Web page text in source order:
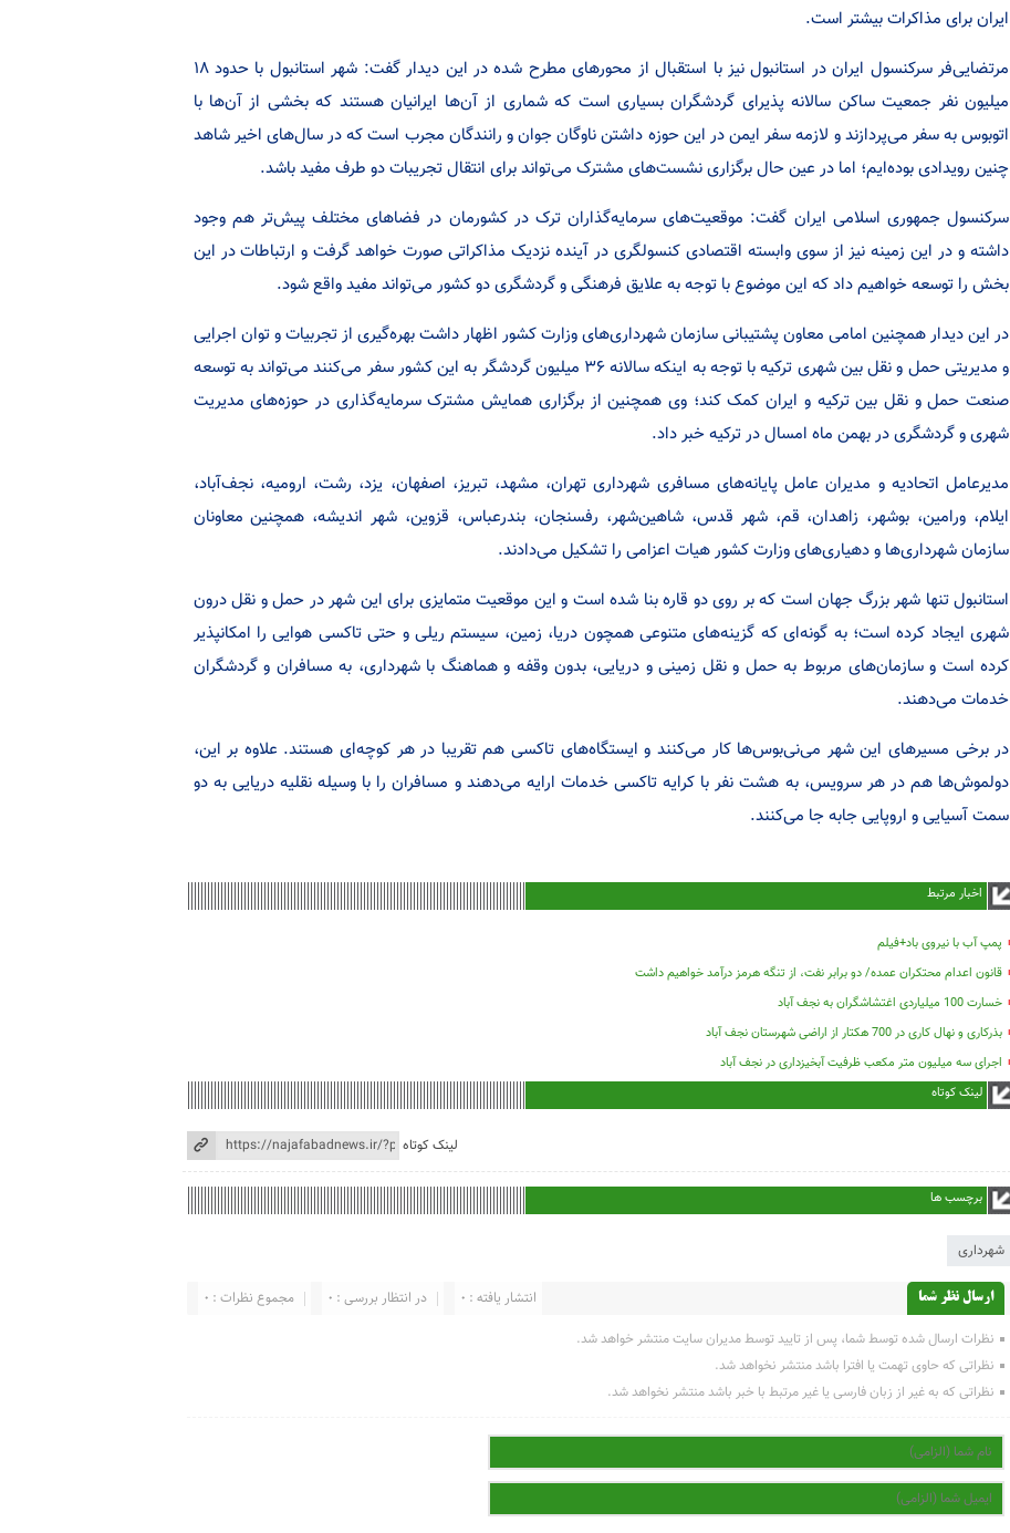
ایران برای مذاکرات بیشتر است.
مرتضایی‌فر سرکنسول ایران در استانبول نیز با استقبال از محورهای مطرح شده در این دیدار گفت: شهر استانبول با حدود ۱۸
میلیون نفر جمعیت ساکن سالانه پذیرای گردشگران بسیاری است که شماری از آن‌ها ایرانیان هستند که بخشی از آن‌ها با
اتوبوس به سفر می‌پردازند و لازمه سفر ایمن در این حوزه داشتن ناوگان جوان و رانندگان مجرب است که در سال‌های اخیر شاهد
چنین رویدادی بوده‌ایم؛ اما در عین حال برگزاری نشست‌های مشترک می‌تواند برای انتقال تجریبات دو طرف مفید باشد.
سرکنسول جمهوری اسلامی ایران گفت: موقعیت‌های سرمایه‌گذاران ترک در کشورمان در فضاهای مختلف پیش‌تر هم وجود
داشته و در این زمینه نیز از سوی وابسته اقتصادی کنسولگری در آینده نزدیک مذاکراتی صورت خواهد گرفت و ارتباطات در این
بخش را توسعه خواهیم داد که این موضوع با توجه به علایق فرهنگی و گردشگری دو کشور می‌تواند مفید واقع شود.
در این دیدار همچنین امامی معاون پشتیبانی سازمان شهرداری‌های وزارت کشور اظهار داشت بهره‌گیری از تجربیات و توان اجرایی
و مدیریتی حمل و نقل بین شهری ترکیه با توجه به اینکه سالانه ۳۶ میلیون گردشگر به این کشور سفر می‌کنند می‌تواند به توسعه
صنعت حمل و نقل بین ترکیه و ایران کمک کند؛ وی همچنین از برگزاری همایش مشترک سرمایه‌گذاری در حوز‌ه‌های مدیریت
شهری و گردشگری در بهمن ماه امسال در ترکیه خبر داد.
مدیرعامل اتحادیه و مدیران عامل پایانه‌های مسافری شهرداری تهران، مشهد، تبریز، اصفهان، یزد، رشت، ارومیه، نجف‌آباد،
ایلام، ورامین، بوشهر، زاهدان، قم، شهر قدس، شاهین‌شهر، رفسنجان، بندرعباس، قزوین، شهر اندیشه، همچنین معاونان
سازمان شهرداری‌ها و دهیاری‌های وزارت کشور هیات اعزامی را تشکیل می‌دادند.
استانبول تنها شهر بزرگ جهان است که بر روی دو قاره بنا شده است و این موقعیت متمایزی برای این شهر در حمل و نقل درون
شهری ایجاد کرده است؛ به گونه‌ای که گزینه‌های متنوعی همچون دریا، زمین، سیستم ریلی و حتی تاکسی هوایی را امکانپذیر
کرده است و سازمان‌های مربوط به حمل و نقل زمینی و دریایی، بدون وقفه و هماهنگ با شهرداری، به مسافران و گردشگران
خدمات می‌دهند.
در برخی مسیرهای این شهر می‌نی‌بوس‌ها کار می‌کنند و ایستگاه‌های تاکسی هم تقریبا در هر کوچه‌ای هستند. علاوه بر این،
دولموش‌ها هم در هر سرویس، به هشت نفر با کرایه تاکسی خدمات ارایه می‌دهند و مسافران را با وسیله نقلیه دریایی به دو
سمت آسیایی و اروپایی جابه جا می‌کنند.
اخبار مرتبط
پمپ آب با نیروی باد+فیلم
قانون اعدام محتکران عمده/ دو برابر نفت، از تنگه هرمز درآمد خواهیم داشت
خسارت 100 میلیاردی اغتشاشگران به نجف آباد
بذرکاری و نهال کاری در 700 هکتار از اراضی شهرستان نجف آباد
اجرای سه میلیون متر مکعب ظرفیت آبخیزداری در نجف آباد
لینک کوتاه
لینک کوتاه
برچسب ها
شهرداری
ارسال نظر شما مجموع نظرات : 0 در انتظار بررسی : 0 انتشار یافته : 0
نظرات ارسال شده توسط شما، پس از تایید توسط مدیران سایت منتشر خواهد شد.
نظراتی که حاوی تهمت یا افترا باشد منتشر نخواهد شد.
نظراتی که به غیر از زبان فارسی یا غیر مرتبط با خبر باشد منتشر نخواهد شد.